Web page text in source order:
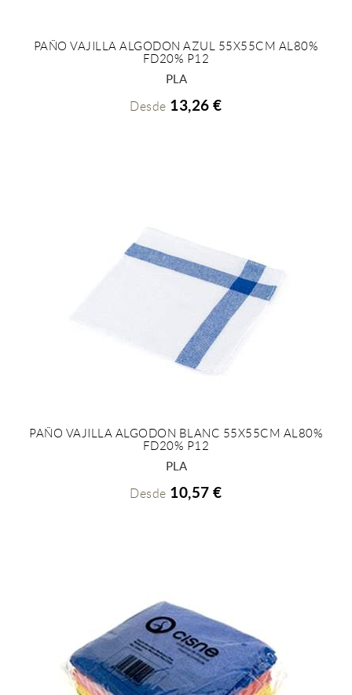
+ INFO
PAÑO VAJILLA ALGODON AZUL 55X55CM AL80%
FD20% P12
PLA
Desde 13,26 €
+ INFO
PAÑO VAJILLA ALGODON BLANC 55X55CM AL80%
FD20% P12
PLA
Desde 10,57 €